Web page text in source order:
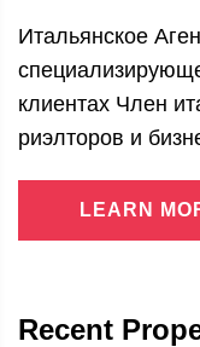
Итальянское
клиентах Член
риэлторов и
LEARN
Recent